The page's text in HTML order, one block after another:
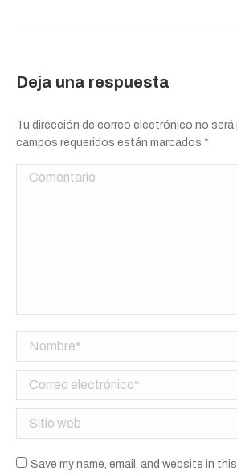
Deja una respuesta
Tu dirección de correo electrónico no será
campos requeridos están marcados *
Comentario
Nombre *
Correo electrónico *
Sitio web
Save my name, email, and website in